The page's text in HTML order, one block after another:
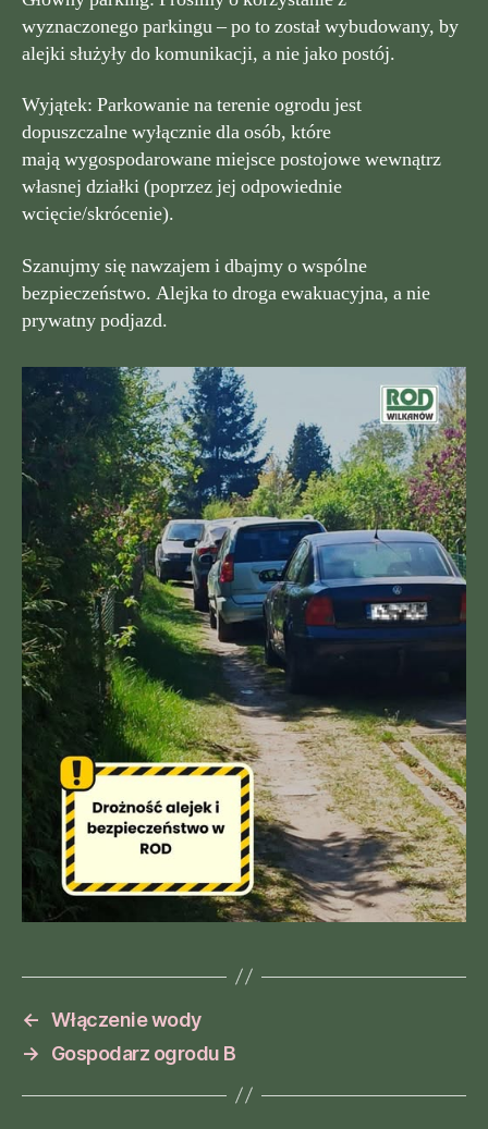
wyznaczonego parkingu – po to został wybudowany, by
alejki służyły do komunikacji, a nie jako postój.
Wyjątek: Parkowanie na terenie ogrodu jest
dopuszczalne wyłącznie dla osób, które
mają wygospodarowane miejsce postojowe wewnątrz
własnej działki (poprzez jej odpowiednie
wcięcie/skrócenie).
Szanujmy się nawzajem i dbajmy o wspólne
bezpieczeństwo. Alejka to droga ewakuacyjna, a nie
prywatny podjazd.
← Włączenie wody
→
Gospodarz ogrodu B